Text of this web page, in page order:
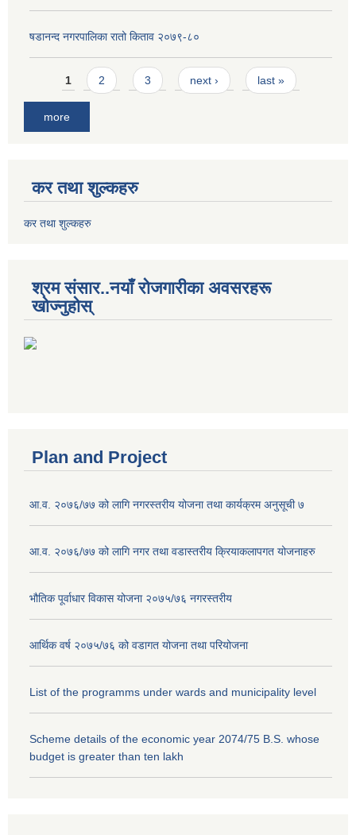
षडानन्द नगरपालिका रातो किताव २०७९-८०
Pages
1 2 3 next › last »
more
कर तथा शुल्कहरु
कर तथा शुल्कहरु
श्रम संसार..नयाँ रोजगारीका अवसरहरू
खोज्नुहोस्
Plan and Project
आ.व. २०७६/७७ को लागि नगरस्तरीय योजना तथा कार्यक्रम अनुसूची ७
आ.व. २०७६/७७ को लागि नगर तथा वडास्तरीय क्रियाकलापगत योजनाहरु
भौतिक पूर्वाधार विकास योजना २०७५/७६ नगरस्तरीय
आर्थिक वर्ष २०७५/७६ को वडागत योजना तथा परियोजना
List of the programms under wards and municipality level
Scheme details of the economic year 2074/75 B.S. whose
budget is greater than ten lakh